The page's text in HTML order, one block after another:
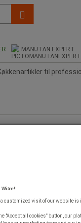
MANUTAN EXPERT
til
Witre!
customized visit of our website is
"Accept all cookies" button, our